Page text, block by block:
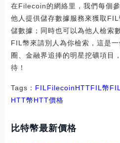
在Filecoin的網絡里，我們每個
他人提供儲存數據服務來獲取
儲數據；同時也可以為他人檢索
FIL幣來請別人為你檢索，這是
圈、金融界追捧的明星挖礦項目
待！
Tags： FIL FilecoinHTTFIL幣
HTT幣HTT價格
比特幣最新價格